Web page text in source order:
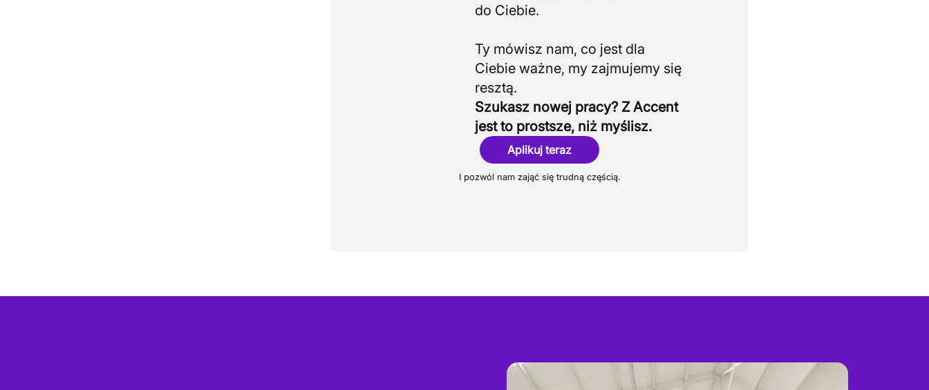
do Ciebie.
Ty mówisz nam, co jest dla
Ciebie ważne, my zajmujemy się
Szukasz nowej pracy? Z Accent
jest to prostsze, niż myślisz.
Aplikuj teraz
I pozwól nam zająć się trudną częścią.